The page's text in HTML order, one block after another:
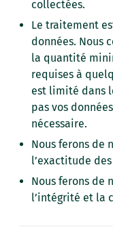
collectées.
Le traitement
données. Nous
la quantité
requises à
est limité dans
pas vos
nécessaire.
Nous ferons de
l’exactitude
Nous ferons de
l’intégrité et la